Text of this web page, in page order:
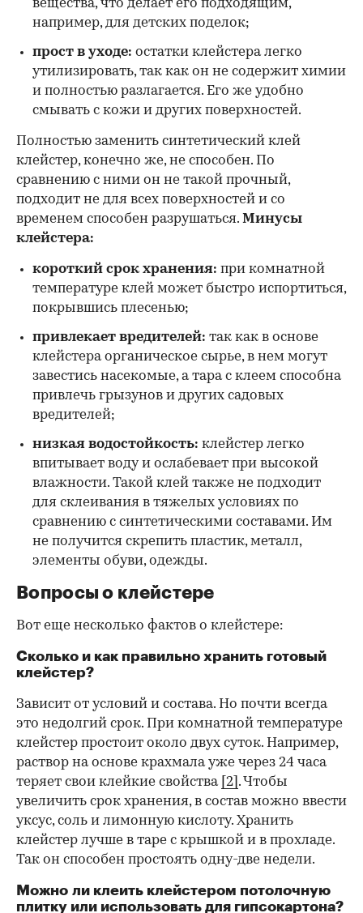
вещества, что делает его подходящим,
например, для детских поделок;
прост в уходе: остатки клейстера легко
утилизировать, так как он не содержит химии
и полностью разлагается. Его же удобно
смывать с кожи и других поверхностей.
Полностью заменить синтетический клей
клейстер, конечно же, не способен. По
сравнению с ними он не такой прочный,
подходит не для всех поверхностей и со
временем способен разрушаться. Минусы
клейстера:
короткий срок хранения: при комнатной
температуре клей может быстро испортиться,
покрывшись плесенью;
привлекает вредителей: так как в основе
клейстера органическое сырье, в нем могут
завестись насекомые, а тара с клеем способна
привлечь грызунов и других садовых
вредителей;
низкая водостойкость: клейстер легко
впитывает воду и ослабевает при высокой
влажности. Такой клей также не подходит
для склеивания в тяжелых условиях по
сравнению с синтетическими составами. Им
не получится скрепить пластик, металл,
элементы обуви, одежды.
Вопросы о клейстере
Вот еще несколько фактов о клейстере:
Сколько и как правильно хранить готовый
клейстер?
Зависит от условий и состава. Но почти всегда
это недолгий срок. При комнатной температуре
клейстер простоит около двух суток. Например,
раствор на основе крахмала уже через 24 часа
теряет свои клейкие свойства [2] . Чтобы
увеличить срок хранения, в состав можно ввести
уксус, соль и лимонную кислоту. Хранить
клейстер лучше в таре с крышкой и в прохладе.
Так он способен простоять одну-две недели.
Можно ли клеить клейстером потолочную
плитку или использовать для гипсокартона?